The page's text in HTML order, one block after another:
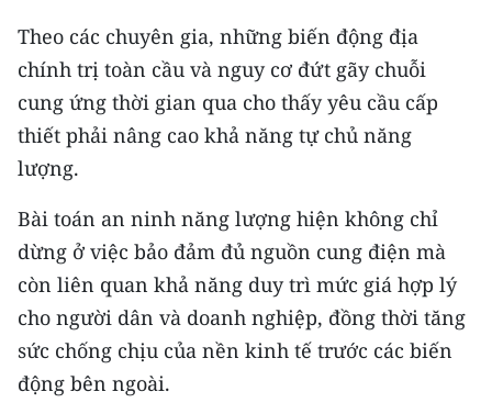
FRANÇAIS
РУССКИЙ
ESPAÑOL
한국어
Theo các chuyên gia, những biến động địa
chính trị toàn cầu và nguy cơ đứt gãy chuỗi
cung ứng thời gian qua cho thấy yêu cầu cấp
thiết phải nâng cao khả năng tự chủ năng
lượng.
Bài toán an ninh năng lượng hiện không chỉ
dừng ở việc bảo đảm đủ nguồn cung điện mà
còn liên quan khả năng duy trì mức giá hợp lý
cho người dân và doanh nghiệp, đồng thời tăng
sức chống chịu của nền kinh tế trước các biến
động bên ngoài.